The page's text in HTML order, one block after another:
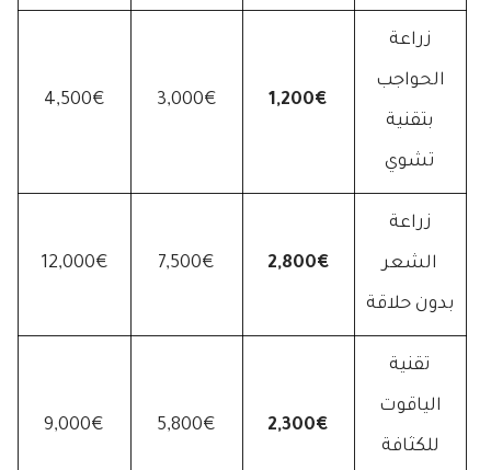
زراعة
الحواجب
بتقنية
تشوي
1,200€
3,000€
4,500€
زراعة
الشعر
بدون حلاقة
2,800€
7,500€
12,000€
تقنية
الياقوت
للكثافة
2,300€
5,800€
9,000€